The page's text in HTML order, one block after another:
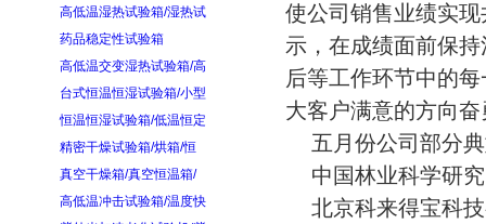
高低温湿热试验箱/湿热试
药品稳定性试验箱
高低温交变湿热试验箱/高
台式恒温恒湿试验箱/小型
恒温恒湿试验箱/低温恒定
精密干燥试验箱/烘箱/恒
真空干燥箱/真空恒温箱/
高低温冲击试验箱/温度快
使公司销售业绩实
示，在成绩面前保
后等工作环节中的
大客户满意的方向
五月份公司部分典
中国林业科学研
北京科来得宝科技